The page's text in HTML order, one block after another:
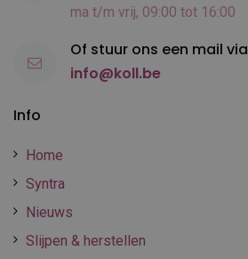
Info
Home
Syntra
Nieuws
Slijpen & herstellen
ma t/m vrij, 09:00 tot 16:00
Of stuur ons een mail via
info@koll.be